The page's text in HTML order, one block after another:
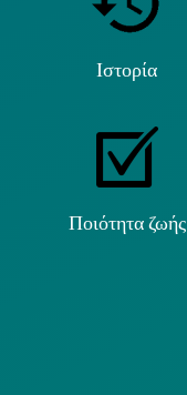
Ιστορία
Ποιότητα ζωής